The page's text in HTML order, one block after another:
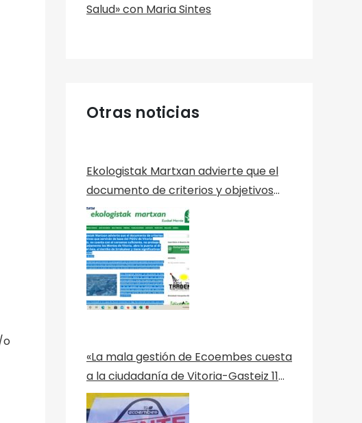
o
Salud» con Maria Sintes
Otras noticias
Ekologistak Martxan advierte que el
documento de criterios y objetivos
que servirán de base del PGOU de
Vitoria-Gasteiz, no cuenta con el
consenso suficiente, no protege
adecuadamente los Montes de
Vitoria, abre la puerta al dique del
Zaia, al derribo de Errekaleor y tiene
«La mala gestión de Ecoembes cuesta
a la ciudadanía de Vitoria-Gasteiz 11
millones al año» Nota de Prensa de
Green Peace